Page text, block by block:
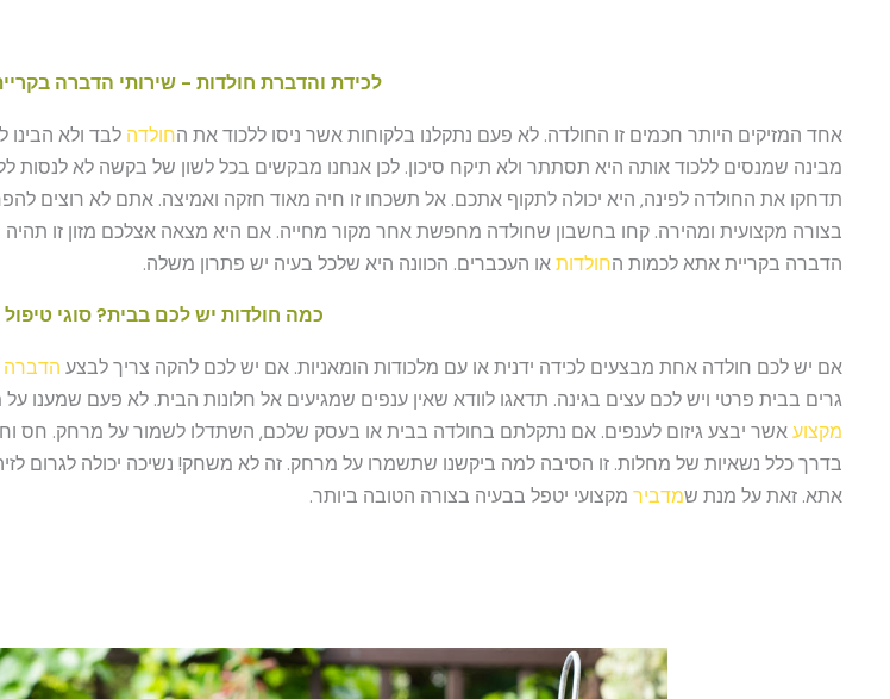
לכידת והדברת חולדות - שירותי הדברה
אחד המזיקים היותר חכמים זו החולדה. לא פעם נתקלנו בלקוחות אשר ניסו ללכוד את החולדה לבד ולא
מבינה שמנסים ללכוד אותה היא תסתתר ולא תיקח סיכון. לכן אנחנו מבקשים בכל לשון של בקשה לא לנסות
תדחקו את החולדה לפינה, היא יכולה לתקוף אתכם. אל תשכחו זו חיה מאוד חזקה ואמיצה. אתם לא רוצים
בצורה מקצועית ומהירה. קחו בחשבון שחולדה מחפשת אחר מקור מחייה. אם היא מצאה אצלכם מזון זו
הדברה בקריית אתא לכמות החולדותאו העכברים. הכוונה היא שלכל בעיה יש פתרון משלה.
כמה חולדות יש לכם בבית? סוגי טיפול
אם יש לכם חולדה אחת מבצעים לכידה ידנית או עם מלכודות הומאניות. אם יש לכם להקה צריך לבצע הדברה
גרים בבית פרטי ויש לכם עצים בגינה. תדאגו לוודא שאין ענפים שמגיעים אל חלונות הבית. לא פעם שמענו
מקצועאשר יבצע גיזום לענפים. אם נתקלתם בחולדה בבית או בעסק שלכם, השתדלו לשמור על מרחק. חס
בדרך כלל נשאיות של מחלות. זו הסיבה למה ביקשנו שתשמרו על מרחק. זה לא משחק! נשיכה יכולה לגרום
אתא. זאת על מנת שמדביר מקצועי יטפל בבעיה בצורה הטובה ביותר.